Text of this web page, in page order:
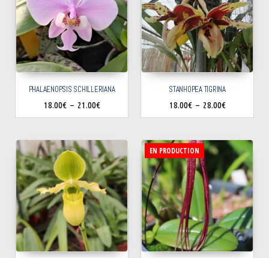
PHALAENOPSIS SCHILLERIANA
18.00€ – 21.00€
STANHOPEA TIGRINA
18.00€ – 28.00€
EN PRODUCTION